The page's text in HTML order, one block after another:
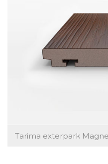
Tarima exterpark